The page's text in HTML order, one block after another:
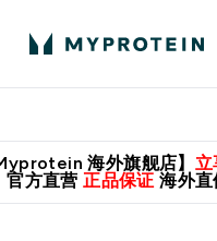
海外旗舰店】 立
官方直营 正品保证 海外直